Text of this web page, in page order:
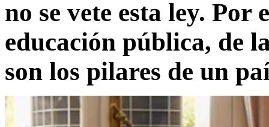
no se vete esta ley.
educación pública, de
son los pilares de un